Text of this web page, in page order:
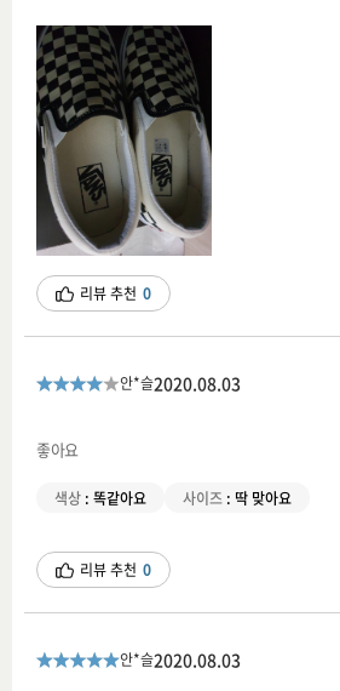
리뷰 추천 0
안*슬2020.08.03
좋아요
색상 : 똑같아요 사이즈 : 딱 맞아요
리뷰 추천 0
안*슬2020.08.03